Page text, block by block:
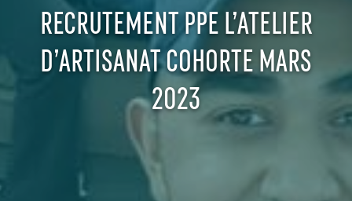
RECRUTEMENT PPE L’ATELIER
D’ARTISANAT COHORTE MARS
2023